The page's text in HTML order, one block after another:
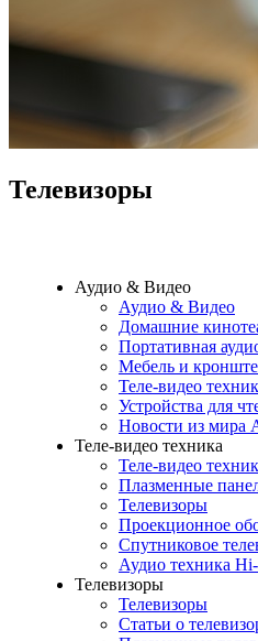
Телевизоры
Аудио & Видео
Аудио & Видео
Домашние
Портативная
Мебель и
Теле-видео
Устройства для
Новости из мира
Теле-видео техника
Теле-видео
Плазменные
Телевизоры
Проекционное
Спутниковое
Аудио техника
Телевизоры
Телевизоры
Статьи о